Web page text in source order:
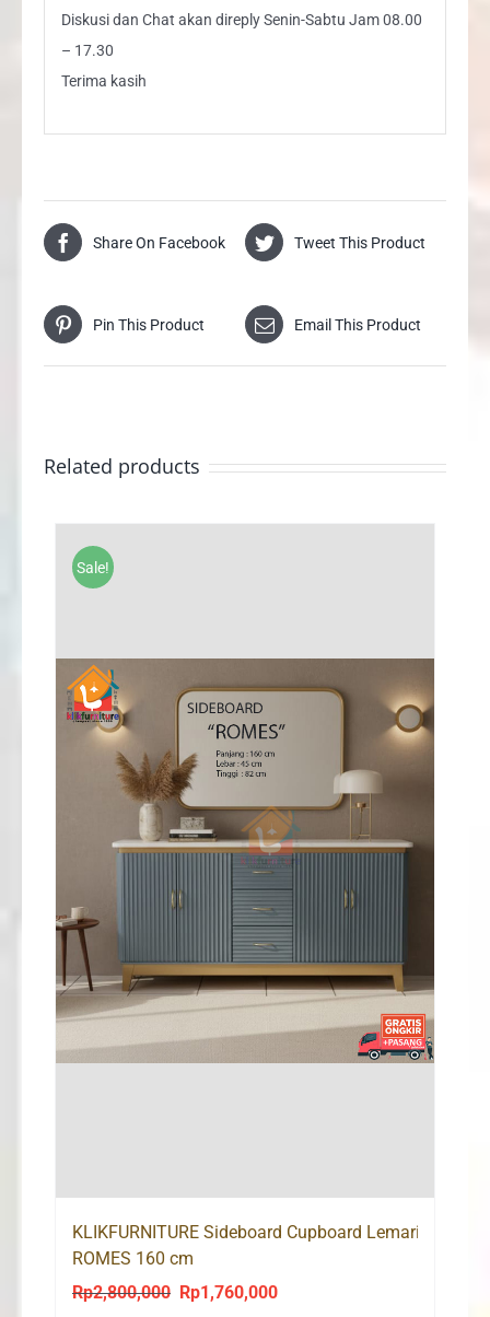
Diskusi dan Chat akan direply Senin-Sabtu Jam 08.00
– 17.30
Terima kasih
Share On Facebook Tweet This Product
Pin This Product Email This Product
Related products
Sale!
KLIKFURNITURE Sideboard Cupboard Lemari Bufet
ROMES 160 cm
Rp2,800,000 Original
Rp1,760,000Current